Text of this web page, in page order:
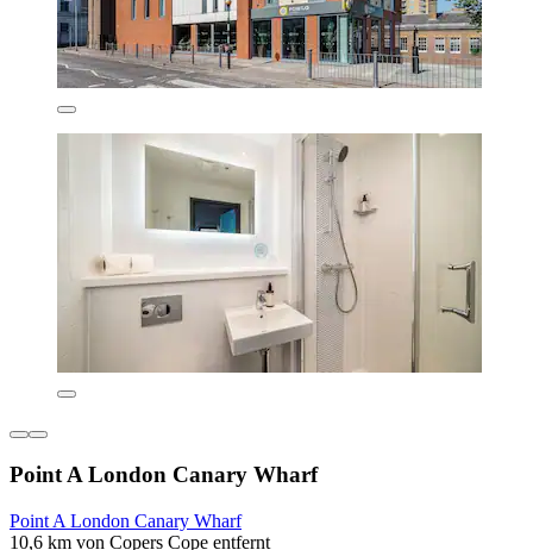
Point A London Canary Wharf
Point A London Canary Wharf
10,6 km von Copers Cope entfernt